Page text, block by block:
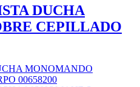
DUCHA
CEPILLADO